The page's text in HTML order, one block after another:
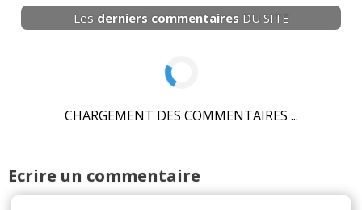
Les derniers commentaires DU SITE
CHARGEMENT DES COMMENTAIRES ...
Ecrire un commentaire